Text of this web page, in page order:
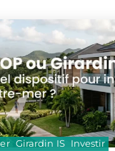
Girardin IS Investir